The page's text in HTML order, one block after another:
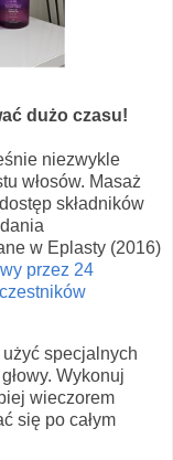
dużo czasu!
niezwykle
włosów. Masaż
składników
w Eplasty (2016)
przez 24
specjalnych
Wykonuj
wieczorem
się po całym